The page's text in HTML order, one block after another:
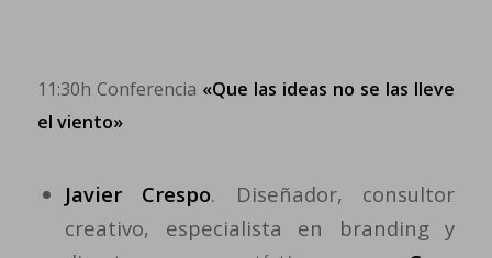
11:30h Conferencia «Que las ideas no se las lleve
el viento»
Javier Crespo. Diseñador, consultor
creativo, especialista en branding y